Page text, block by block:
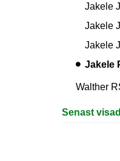
Jakele
Jakele
Jakele
Jakele
Walther
Senast